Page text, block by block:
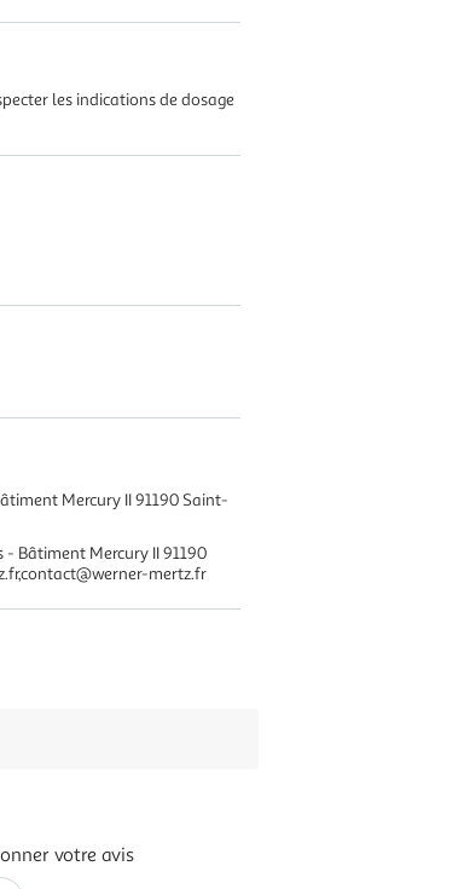
les indications de dosage
Mercury II 91190 Saint-
- Bâtiment Mercury II 91190
mertz.fr
votre avis